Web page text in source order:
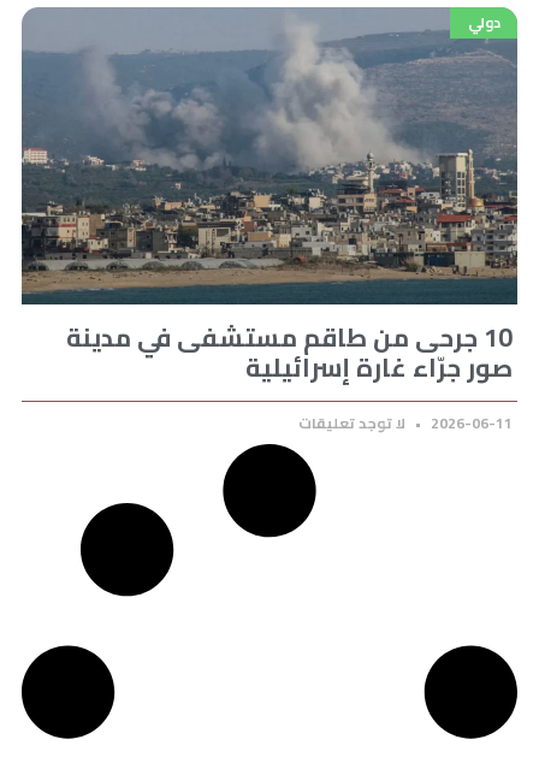
دولي
10 جرحى من طاقم مستشفى في مدينة
صور جرّاء غارة إسرائيلية
2026-06-11 لا توجد تعليقات